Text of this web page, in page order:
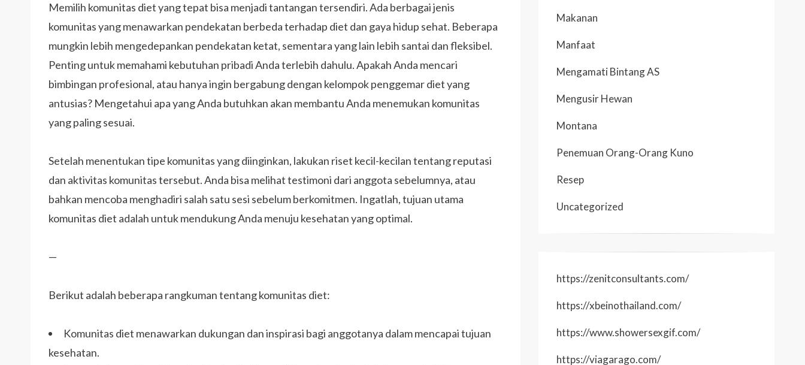
Memilih komunitas diet yang tepat bisa menjadi tantangan tersendiri. Ada berbagai jenis
komunitas yang menawarkan pendekatan berbeda terhadap diet dan gaya hidup sehat. Beberapa
mungkin lebih mengedepankan pendekatan ketat, sementara yang lain lebih santai dan fleksibel.
Penting untuk memahami kebutuhan pribadi Anda terlebih dahulu. Apakah Anda mencari
bimbingan profesional, atau hanya ingin bergabung dengan kelompok penggemar diet yang
antusias? Mengetahui apa yang Anda butuhkan akan membantu Anda menemukan komunitas
yang paling sesuai.
Setelah menentukan tipe komunitas yang diinginkan, lakukan riset kecil-kecilan tentang reputasi
dan aktivitas komunitas tersebut. Anda bisa melihat testimoni dari anggota sebelumnya, atau
bahkan mencoba menghadiri salah satu sesi sebelum berkomitmen. Ingatlah, tujuan utama
komunitas diet adalah untuk mendukung Anda menuju kesehatan yang optimal.
—
Berikut adalah beberapa rangkuman tentang komunitas diet:
Komunitas diet menawarkan dukungan dan inspirasi bagi anggotanya dalam mencapai tujuan
kesehatan.
Makanan
Manfaat
Mengamati Bintang AS
Mengusir Hewan
Montana
Penemuan Orang-Orang Kuno
Resep
Uncategorized
https://zenitconsultants.com/
https://xbeinothailand.com/
https://www.showersexgif.com/
https://viagarago.com/